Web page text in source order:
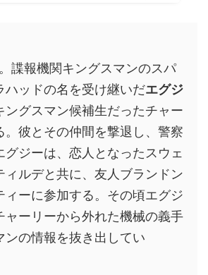
諜報機関キングスマンのスパ
ハッドの名を受け継いだエグジ
ングスマン候補生だったチャー
。彼とその仲間を撃退し、警察
グジーは、恋人となったスウェ
ィルデと共に、友人ブランドン
ィーに参加する。その頃エグジ
ャーリーから外れた機械の義手
ンの情報を抜き出してい